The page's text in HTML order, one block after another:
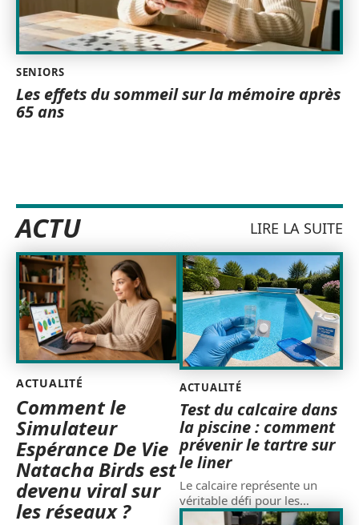
SENIORS
Les effets du sommeil sur la mémoire après
65 ans
ACTU LIRE LA SUITE
ACTUALITÉ
Comment le
Simulateur
Espérance De Vie
Natacha Birds est
devenu viral sur
les réseaux ?
ACTUALITÉ
Test du calcaire dans
la piscine : comment
prévenir le tartre sur
le liner
Le calcaire représente un
véritable défi pour les…